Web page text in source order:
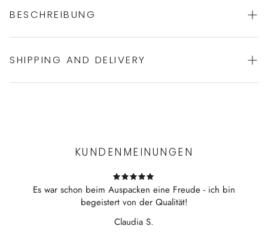
BESCHREIBUNG
moderner Druck auf mattem Material
SHIPPING AND DELIVERY
KUNDENMEINUNGEN
Es war schon beim Auspacken eine Freude - ich bin
begeistert von der Qualität!
Claudia S.